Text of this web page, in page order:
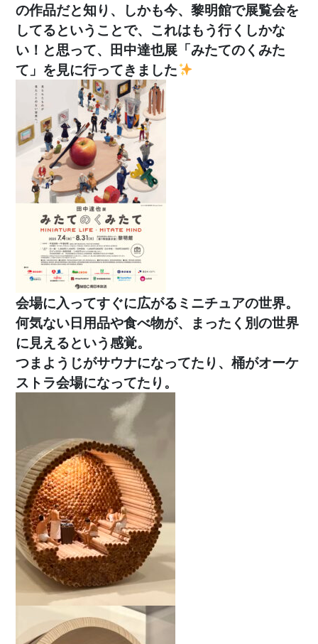
の作品だと知り、しかも今、黎明館で展覧会を
してるということで、これはもう行くしかな
い！と思って、田中達也展「みたてのくみた
て」を見に行ってきました
会場に入ってすぐに広がるミニチュアの世界。
何気ない日用品や食べ物が、まったく別の世界
に見えるという感覚。
つまようじがサウナになってたり、桶がオーケ
ストラ会場になってたり。